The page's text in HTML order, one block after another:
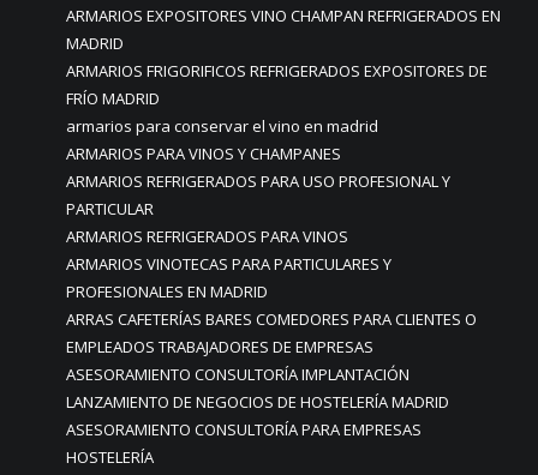
ARMARIOS EXPOSITORES VINO CHAMPAN REFRIGERADOS EN
MADRID
ARMARIOS FRIGORIFICOS REFRIGERADOS EXPOSITORES DE
FRÍO MADRID
armarios para conservar el vino en madrid
ARMARIOS PARA VINOS Y CHAMPANES
ARMARIOS REFRIGERADOS PARA USO PROFESIONAL Y
PARTICULAR
ARMARIOS REFRIGERADOS PARA VINOS
ARMARIOS VINOTECAS PARA PARTICULARES Y
PROFESIONALES EN MADRID
ARRAS CAFETERÍAS BARES COMEDORES PARA CLIENTES O
EMPLEADOS TRABAJADORES DE EMPRESAS
ASESORAMIENTO CONSULTORÍA IMPLANTACIÓN
LANZAMIENTO DE NEGOCIOS DE HOSTELERÍA MADRID
ASESORAMIENTO CONSULTORÍA PARA EMPRESAS
HOSTELERÍA